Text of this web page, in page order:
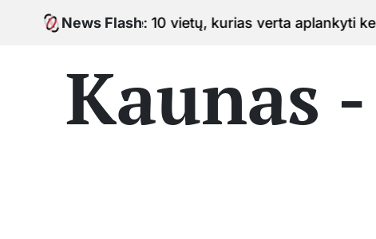
News Flash
10 vietų, kurias verta aplankyti keliaujant po miestą on
Kaunas